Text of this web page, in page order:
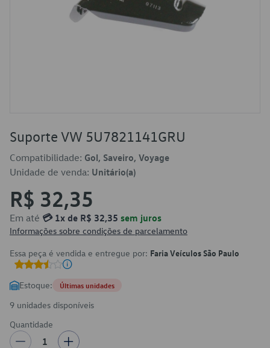
Suporte VW 5U7821141GRU
Compatibilidade: Gol, Saveiro, Voyage
Unidade de venda: Unitário(a)
R$ 32,35
Em até 💳 1x de R$ 32,35 sem juros
Informações sobre condições de parcelamento
Essa peça é vendida e entregue por: Faria Veículos São Paulo
Estoque: Últimas unidades
9 unidades disponíveis
Quantidade
1